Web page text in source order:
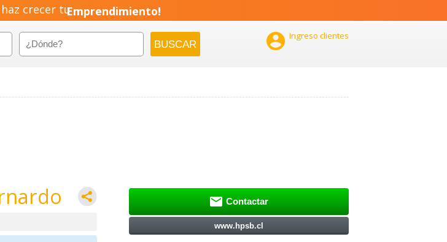
crecer tuEmprendimiento!
 Ingreso clientes
 Contactar
www.hpsb.cl